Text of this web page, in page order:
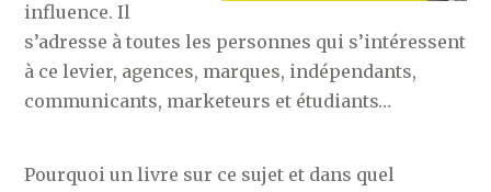
influence. Il
s’adresse à toutes les personnes qui s’intéressent
à ce levier, agences, marques, indépendants,
communicants, marketeurs et étudiants…
Pourquoi un livre sur ce sujet et dans quel